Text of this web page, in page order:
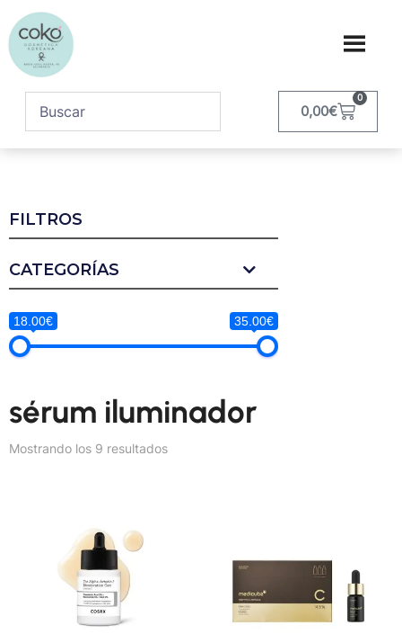
0,00€
0
FILTROS
CATEGORÍAS
18.00€ 35.00€
sérum iluminador
Mostrando los 9 resultados